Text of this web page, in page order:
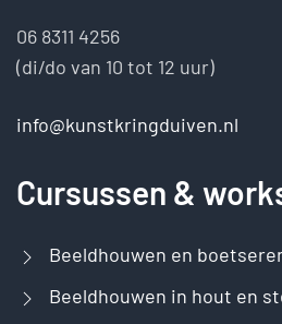
06 8311 4256
(di/do van 10 tot 12 uur)
info@kunstkringduiven.nl
Cursussen &
Beeldhouwen en
Beeldhouwen in hout en